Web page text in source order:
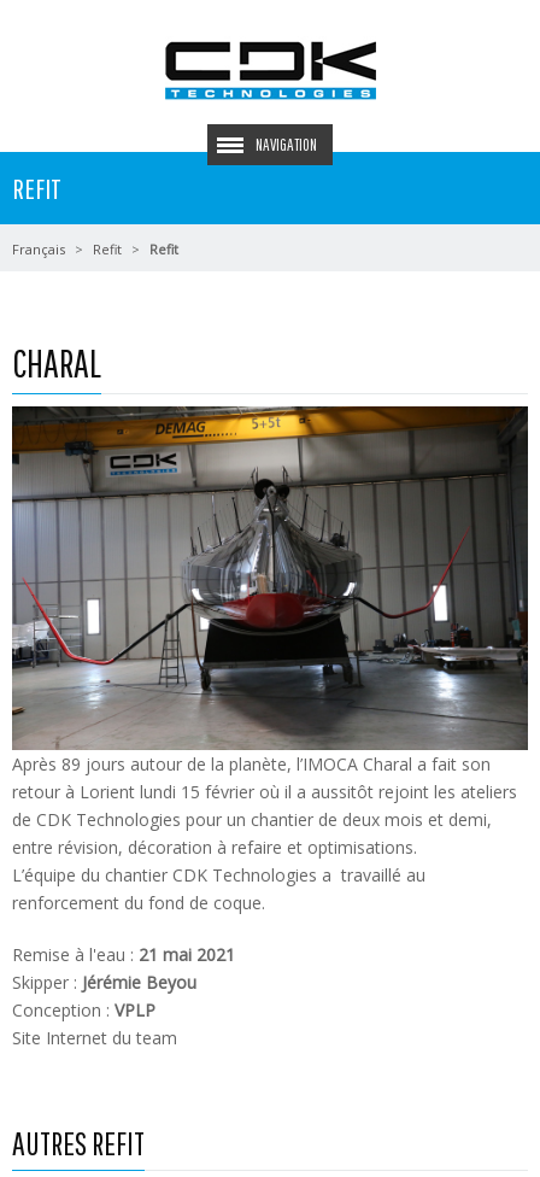
NAVIGATION
REFIT
Français Refit Refit
CHARAL
Après 89 jours autour de la planète, l’IMOCA Charal a fait son
retour à Lorient lundi 15 février où il a aussitôt rejoint les ateliers
de CDK Technologies pour un chantier de deux mois et demi,
entre révision, décoration à refaire et optimisations.
L’équipe du chantier CDK Technologies a travaillé au
renforcement du fond de coque.
Remise à l'eau : 21 mai 2021
Skipper : Jérémie Beyou
Conception : VPLP
Site Internet du team
AUTRES REFIT
GROUPE APICIL